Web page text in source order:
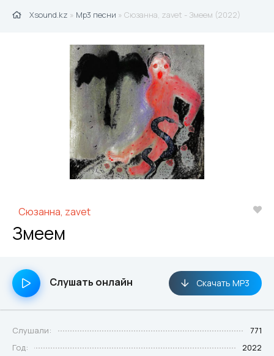
Xsound.kz » Mp3 песни » Сюзанна, zavet - Змеем (2022)
Сюзанна, zavet
Змеем
Слушать онлайн Скачать MP3
Слушали:
771
Год:
2022